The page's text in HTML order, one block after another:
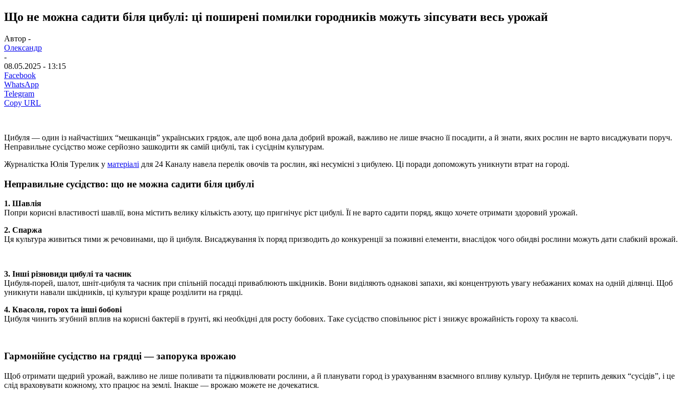
Що не можна садити біля цибулі: ці поширені помилки городників можуть зіпсувати весь урожай
Автор -
Олександр
-
08.05.2025 - 13:15
Facebook
WhatsApp
Telegram
Copy URL
Цибуля — один із найчастіших “мешканців” українських грядок, але щоб вона дала добрий врожай, важливо не лише вчасно її посадити, а й знати, яких рослин не варто висаджувати поруч.
Неправильне сусідство може серйозно зашкодити як самій цибулі, так і сусіднім культурам.
Журналістка Юлія Турелик у матеріалі для 24 Каналу навела перелік овочів та рослин, які несумісні з цибулею. Ці поради допоможуть уникнути втрат на городі.
Неправильне сусідство: що не можна садити біля цибулі
1. Шавлія
Попри корисні властивості шавлії, вона містить велику кількість азоту, що пригнічує ріст цибулі. Її не варто садити поряд, якщо хочете отримати здоровий урожай.
2. Спаржа
Ця культура живиться тими ж речовинами, що й цибуля. Висаджування їх поряд призводить до конкуренції за поживні елементи, внаслідок чого обидві рослини можуть дати слабкий врожай.
3. Інші різновиди цибулі та часник
Цибуля-порей, шалот, шніт-цибуля та часник при спільній посадці приваблюють шкідників. Вони виділяють однакові запахи, які концентрують увагу небажаних комах на одній ділянці. Щоб
уникнути навали шкідників, ці культури краще розділити на грядці.
4. Квасоля, горох та інші бобові
Цибуля чинить згубний вплив на корисні бактерії в ґрунті, які необхідні для росту бобових. Таке сусідство сповільнює ріст і знижує врожайність гороху та квасолі.
Гармонійне сусідство на грядці — запорука врожаю
Щоб отримати щедрий урожай, важливо не лише поливати та підживлювати рослини, а й планувати город із урахуванням взаємного впливу культур. Цибуля не терпить деяких “сусідів”, і це
слід враховувати кожному, хто працює на землі. Інакше — врожаю можете не дочекатися.